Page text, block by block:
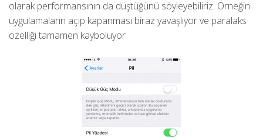
olarak performansının da düştüğünü söyleyebiliriz. Örneğin
uygulamaların açıp kapanması biraz yavaşlıyor ve paralaks
özelliği tamamen kayboluyor